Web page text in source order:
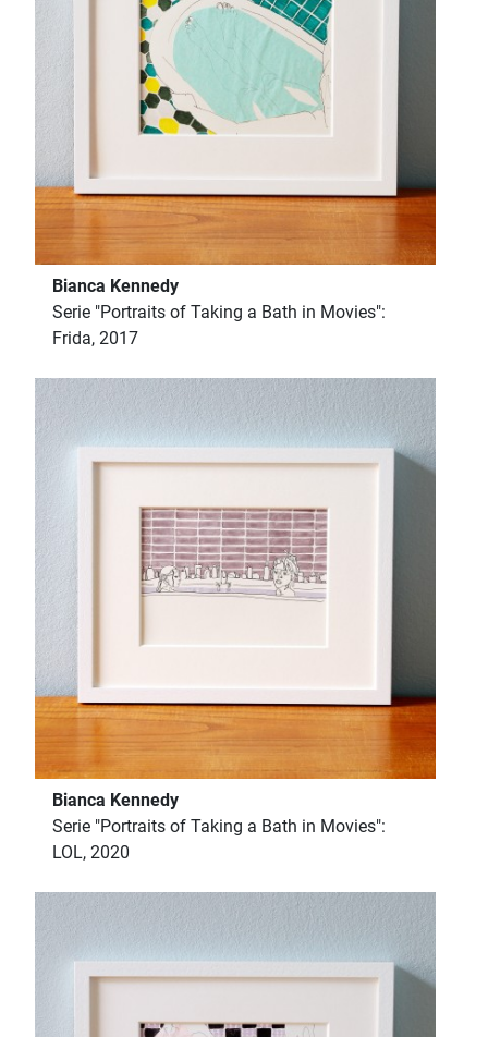
Bianca Kennedy
Serie "Portraits of Taking a Bath in Movies":
Frida, 2017
Bianca Kennedy
Serie "Portraits of Taking a Bath in Movies":
LOL, 2020